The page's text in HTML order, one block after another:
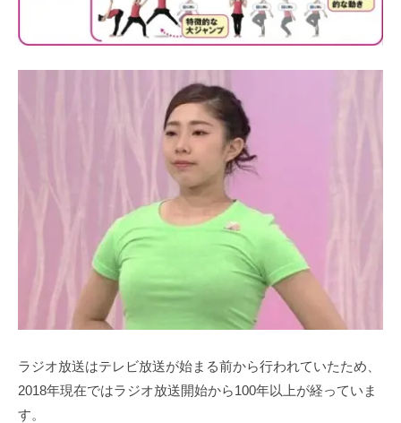
ラジオ放送はテレビ放送が始まる前から行われていたため、
2018年現在ではラジオ放送開始から100年以上が経っていま
す。